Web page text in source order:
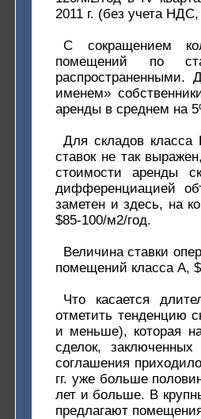
2011 г. (без учета
С сокращением
помещений по
распространенными.
именем»
аренды в среднем на
Для складов
ставок не так
стоимости аренды
дифференциацией
заметен и здесь, на
$85-100/м2/год.
Величина ставки
помещений класса А,
Что касается
отметить тенденцию
и меньше), которая
сделок,
соглашения
гг. уже больше
лет и больше. В
предлагают